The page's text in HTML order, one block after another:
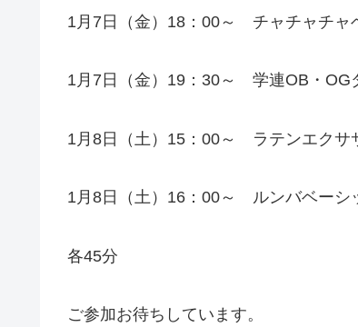
1月7日（金）18：00～ チャチャチャ
1月7日（金）19：30～ 学連OB・OG
1月8日（土）15：00～ ラテンエクサ
1月8日（土）16：00～ ルンバベーシ
各45分
ご参加お待ちしています。